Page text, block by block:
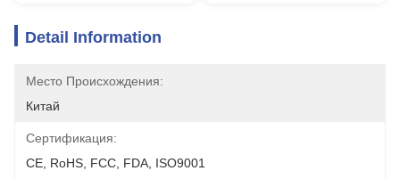
Detail Information
Место Происхождения:
Китай
Сертификация:
CE, RoHS, FCC, FDA, ISO9001